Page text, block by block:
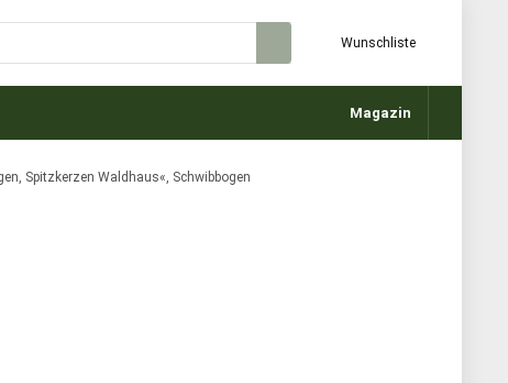
Wunschliste
Magazin
Spitzkerzen Waldhaus«, Schwibbogen